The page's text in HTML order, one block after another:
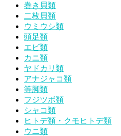
巻き貝類
二枚貝類
ウミウシ類
頭足類
エビ類
カニ類
ヤドカリ類
アナジャコ類
等脚類
フジツボ類
シャコ類
ヒトデ類・クモヒトデ類
ウニ類